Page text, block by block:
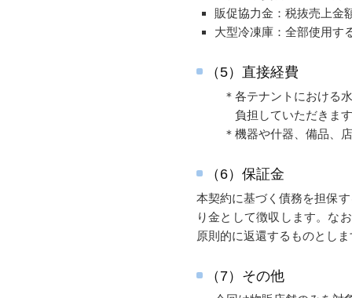
販促協力金：税抜売上金
大型冷凍庫：全部使用す
（5）直接経費
＊各テナントにおける水
負担していただきま
＊機器や什器、備品、店
（6）保証金
本契約に基づく債務を担保
り金として徴収します。な
原則的に返還するものとし
（7）その他